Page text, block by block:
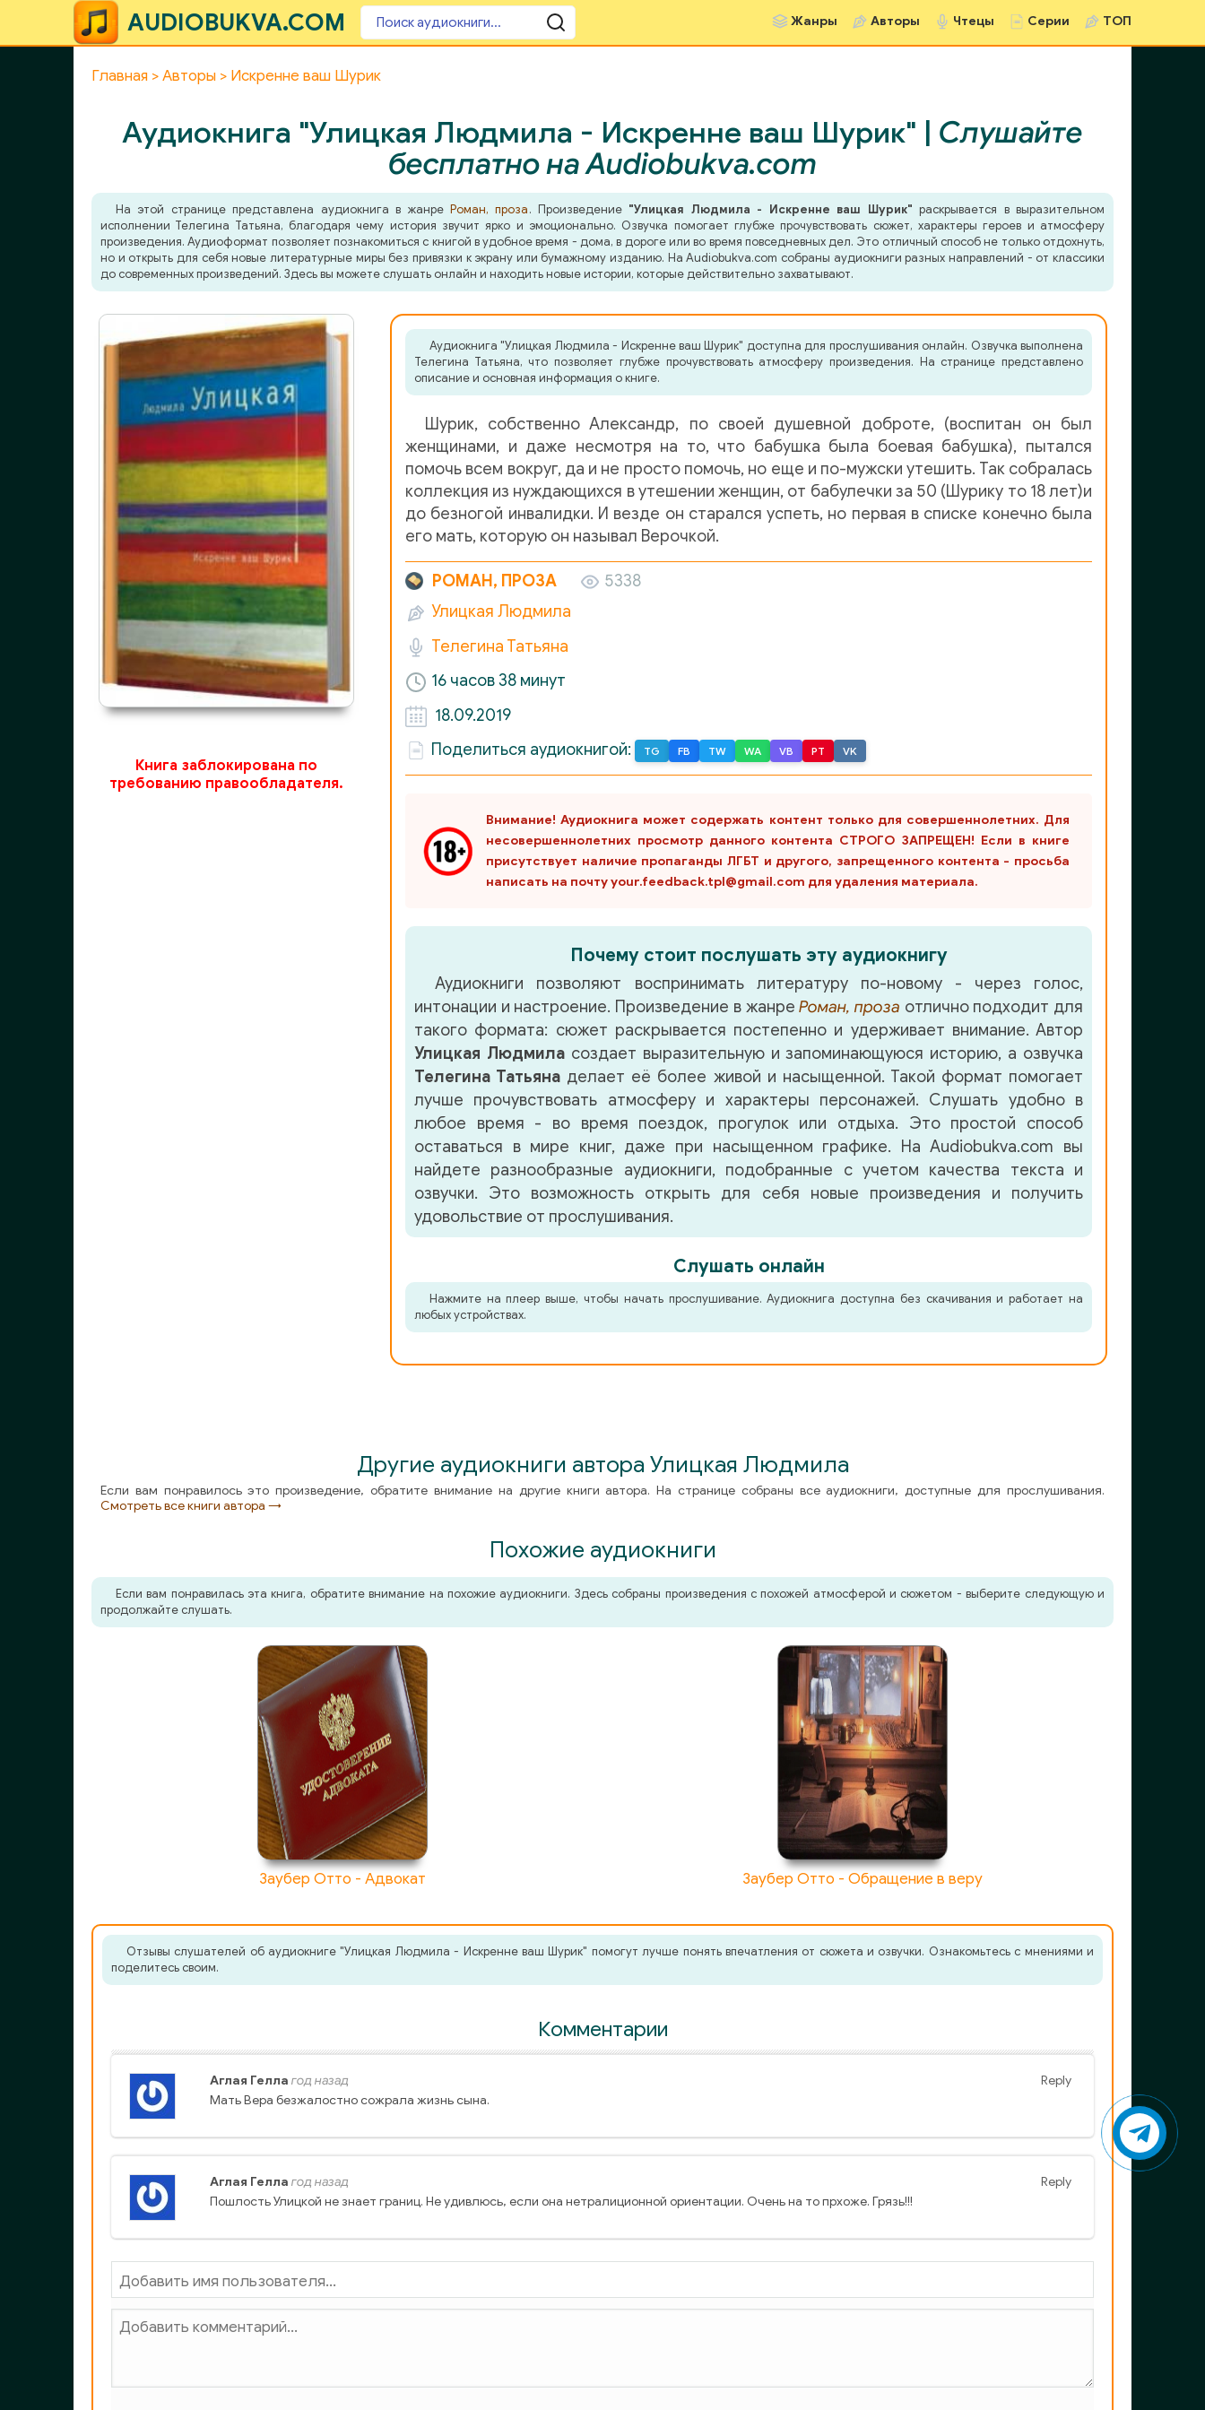
AUDIOBUKVA.COM Жанры Авторы Чтецы Серии ТОП
Главная Авторы Искренне ваш Шурик
Аудиокнига "Улицкая Людмила - Искренне ваш Шурик" | Слушайте
бесплатно на Audiobukva.com
На этой странице представлена аудиокнига в жанреРоман, проза. Произведение "Улицкая Людмила - Искренне ваш Шурик" раскрывается в выразительном
исполнении Телегина Татьяна, благодаря чему история звучит ярко и эмоционально. Озвучка помогает глубже прочувствовать сюжет, характеры героев и атмосферу
произведения. Аудиоформат позволяет познакомиться с книгой в удобное время - дома, в дороге или во время повседневных дел. Это отличный способ не только отдохнуть,
но и открыть для себя новые литературные миры без привязки к экрану или бумажному изданию. На Audiobukva.com собраны аудиокниги разных направлений - от классики
до современных произведений. Здесь вы можете слушать онлайн и находить новые истории, которые действительно захватывают.
Книга заблокирована по
требованию правообладателя.
Аудиокнига "Улицкая Людмила - Искренне ваш Шурик" доступна для прослушивания онлайн. Озвучка выполнена
Телегина Татьяна, что позволяет глубже прочувствовать атмосферу произведения. На странице представлено
описание и основная информация о книге.
Шурик, собственно Александр, по своей душевной доброте, (воспитан он был
женщинами, и даже несмотря на то, что бабушка была боевая бабушка), пытался
помочь всем вокруг, да и не просто помочь, но еще и по-мужски утешить. Так собралась
коллекция из нуждающихся в утешении женщин, от бабулечки за 50 (Шурику то 18 лет)и
до безногой инвалидки. И везде он старался успеть, но первая в списке конечно была
его мать, которую он называл Верочкой.
РОМАН, ПРОЗА
5338
Улицкая Людмила
Телегина Татьяна
16 часов 38 минут
18.09.2019
Поделиться аудиокнигой:
TG FB TW WA VB PT VK
Внимание! Аудиокнига может содержать контент только для совершеннолетних. Для
несовершеннолетних просмотр данного контента СТРОГО ЗАПРЕЩЕН! Если в книге
присутствует наличие пропаганды ЛГБТ и другого, запрещенного контента - просьба
написать на почту your.feedback.tpl@gmail.com для удаления материала.
Почему стоит послушать эту аудиокнигу
Аудиокниги позволяют воспринимать литературу по-новому - через голос,
интонации и настроение. Произведение в жанреРоман, проза отлично подходит для
такого формата: сюжет раскрывается постепенно и удерживает внимание. Автор
Улицкая Людмиласоздает выразительную и запоминающуюся историю, а озвучка
Телегина Татьяна делает её более живой и насыщенной. Такой формат помогает
лучше прочувствовать атмосферу и характеры персонажей. Слушать удобно в
любое время - во время поездок, прогулок или отдыха. Это простой способ
оставаться в мире книг, даже при насыщенном графике. На Audiobukva.com вы
найдете разнообразные аудиокниги, подобранные с учетом качества текста и
озвучки. Это возможность открыть для себя новые произведения и получить
удовольствие от прослушивания.
Слушать онлайн
Нажмите на плеер выше, чтобы начать прослушивание. Аудиокнига доступна без скачивания и работает на
любых устройствах.
Другие аудиокниги автора Улицкая Людмила
Если вам понравилось это произведение, обратите внимание на другие книги автора. На странице собраны все аудиокниги, доступные для прослушивания.
Смотреть все книги автора →
Похожие аудиокниги
Если вам понравилась эта книга, обратите внимание на похожие аудиокниги. Здесь собраны произведения с похожей атмосферой и сюжетом - выберите следующую и
продолжайте слушать.
Заубер Отто - Адвокат Заубер Отто - Обращение в веру
Отзывы слушателей об аудиокниге "Улицкая Людмила - Искренне ваш Шурик" помогут лучше понять впечатления от сюжета и озвучки. Ознакомьтесь с мнениями и
поделитесь своим.
Комментарии
Reply
Аглая Гелла год назад
Мать Вера безжалостно сожрала жизнь сына.
Reply
Аглая Гелла год назад
Пошлость Улицкой не знает границ. Не удивлюсь, если она нетралиционной ориентации. Очень на то прхоже. Грязь!!!